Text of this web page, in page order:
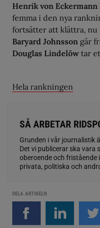
Henrik von Eckermann
femma i den nya
fortsätter att klättra, nu
Baryard Johnsson går
Douglas Lindelöw tar
Hela rankningen
SÅ ARBETAR
Grunden i vår journalistik
Det vi publicerar ska vara
oberoende och fristående
privata, politiska och
DELA ARTIKELN